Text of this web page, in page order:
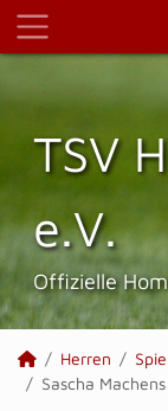
TSV
e.V.
Offizielle
Herren
Sascha Machens